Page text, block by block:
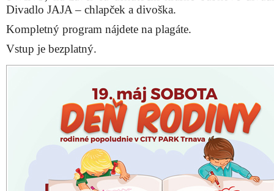
Divadlo JAJA – chlapček a divoška.
Kompletný program nájdete na plagáte.
Vstup je bezplatný.